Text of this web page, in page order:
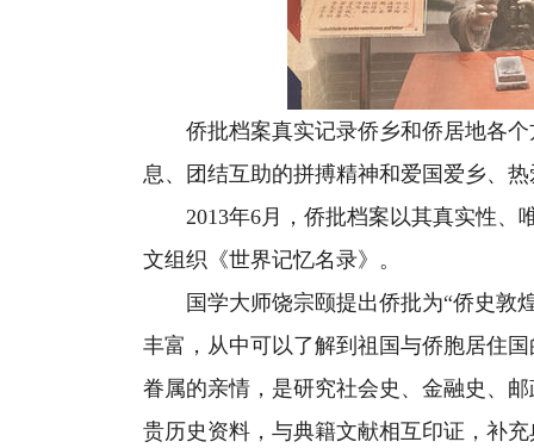
侨批档案真实记录侨乡和侨居地各个
息、团结互助的拼搏精神和爱国爱乡、
2013年6月，侨批档案以其真实性、
文组织《世界记忆名录》。
国学大师饶宗颐提出侨批为“侨史敦煌
丰富，从中可以了解到祖国与侨胞居住
眷属的亲情，是研究社会史、金融史、
贵历史资料，与典籍文献相互印证，补